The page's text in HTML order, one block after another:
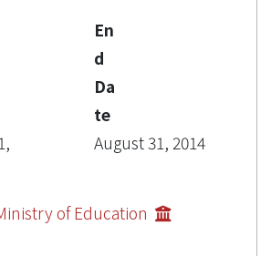
En
d
Da
te
August 31, 2014
of Education